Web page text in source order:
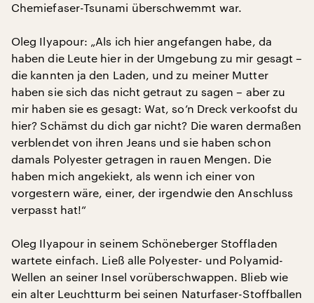
Chemiefaser-Tsunami überschwemmt war.
Oleg Ilyapour: „Als ich hier angefangen habe, da
haben die Leute hier in der Umgebung zu mir gesagt –
die kannten ja den Laden, und zu meiner Mutter
haben sie sich das nicht getraut zu sagen – aber zu
mir haben sie es gesagt: Wat, so’n Dreck verkoofst du
hier? Schämst du dich gar nicht? Die waren dermaßen
verblendet von ihren Jeans und sie haben schon
damals Polyester getragen in rauen Mengen. Die
haben mich angekiekt, als wenn ich einer von
vorgestern wäre, einer, der irgendwie den Anschluss
verpasst hat!“
Oleg Ilyapour in seinem Schöneberger Stoffladen
wartete einfach. Ließ alle Polyester- und Polyamid-
Wellen an seiner Insel vorüberschwappen. Blieb wie
ein alter Leuchtturm bei seinen Naturfaser-Stoffballen